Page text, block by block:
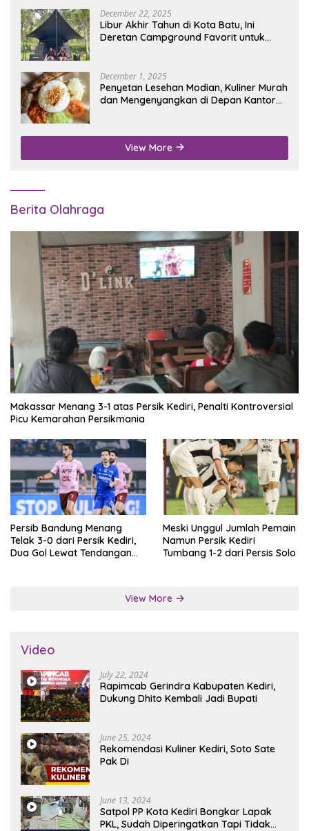
December 22, 2025
Libur Akhir Tahun di Kota Batu, Ini
Deretan Campground Favorit untuk
December 1, 2025
Penyetan Lesehan Modian, Kuliner Murah
dan Mengenyangkan di Depan Kantor
View More
Berita Olahraga
Makassar Menang 3-1 atas Persik Kediri, Penalti Kontroversial
Picu Kemarahan Persikmania
Persib Bandung Menang
Telak 3-0 dari Persik Kediri,
Dua Gol Lewat Tendangan
Meski Unggul Jumlah Pemain
Namun Persik Kediri
Tumbang 1-2 dari Persis Solo
View More
Video
July 22, 2024
Rapimcab Gerindra Kabupaten Kediri,
Dukung Dhito Kembali Jadi Bupati
June 25, 2024
Rekomendasi Kuliner Kediri, Soto Sate
Pak Di
June 13, 2024
Satpol PP Kota Kediri Bongkar Lapak
PKL, Sudah Diperingatkan Tapi Tidak